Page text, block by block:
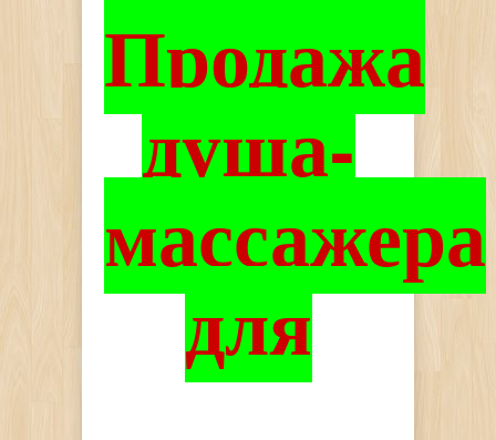
Продажа
душа-
массажера
для